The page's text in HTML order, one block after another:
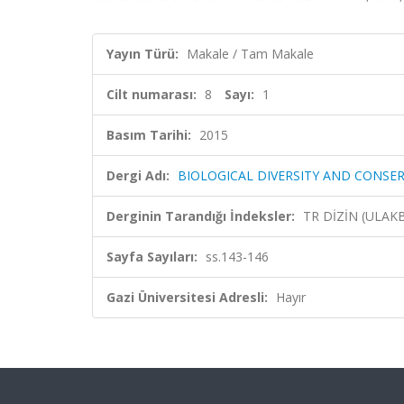
Yayın Türü: Makale / Tam Makale
Cilt numarası: 8 Sayı: 1
Basım Tarihi: 2015
Dergi Adı: BIOLOGICAL DIVERSITY AND
Derginin Tarandığı İndeksler: TR DİZİN
Sayfa Sayıları: ss.143-146
Gazi Üniversitesi Adresli: Hayır